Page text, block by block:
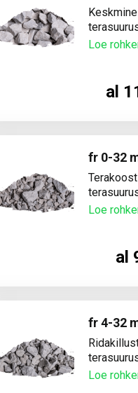
Loe
al
fr 0-32
Loe
al
fr 4-32
Loe